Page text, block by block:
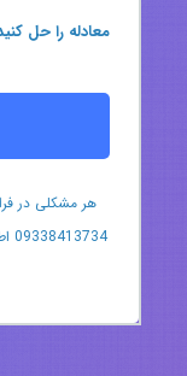
:معادله را حل
هر مشکلی در